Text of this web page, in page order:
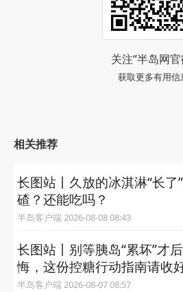
关注“半岛网官
获取更多有用信
相关推荐
长图站丨久放的冰淇淋“长了
碴？还能吃吗？
半岛客户端 2026-08-08 08:43
长图站丨别等胰岛“累坏”才后
悔，这份控糖行动指南请收
半岛客户端 2026-08-07 08:57